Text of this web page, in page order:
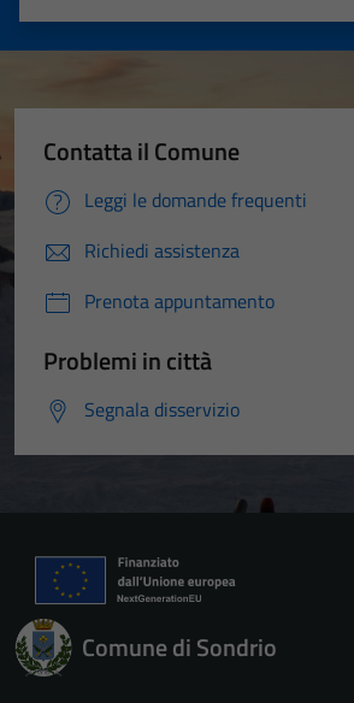
Valuta 5 stelle su 5
Valuta 4 stelle su 5
Valuta 3 stelle su 5
Valuta 2 stelle su 5
Valuta 1 stelle su 5
Contatta il Comune
Leggi le domande frequenti
Richiedi assistenza
Prenota appuntamento
Problemi in città
Segnala disservizio
Comune di Sondrio